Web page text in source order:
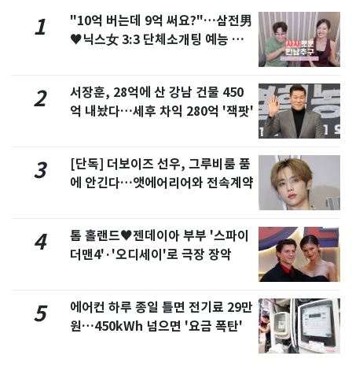
1
"10억 버는데 9억 써요?"…삼전男
♥닉스女 3:3 단체소개팅 예능 화
2
서장훈, 28억에 산 강남 건물 450
억 내놨다…세후 차익 280억 '잭팟'
3
[단독] 더보이즈 선우, 그루비룸 품
에 안긴다…앳에어리어와 전속계약
4
톰 홀랜드♥젠데이아 부부 '스파이
더맨4'·'오디세이'로 극장 장악
5
에어컨 하루 종일 틀면 전기료 29만
원…450kWh 넘으면 '요금 폭탄'